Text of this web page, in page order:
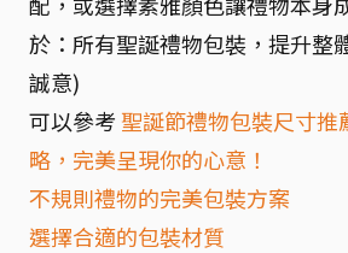
於：所有聖誕禮物包裝，提升整
誠意)
可以參考 聖誕節禮物包裝尺寸推
略，完美呈現你的心意！
不規則禮物的完美包裝方案
選擇合適的包裝材質